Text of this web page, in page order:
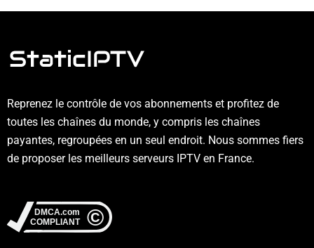
Reprenez le contrôle de vos abonnements et profitez de
toutes les chaînes du monde, y compris les chaînes
payantes, regroupées en un seul endroit. Nous sommes fiers
de proposer les meilleurs serveurs IPTV en France.